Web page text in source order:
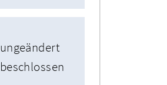
ungeändert
beschlossen